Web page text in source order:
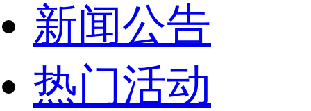
新闻公告
热门活动